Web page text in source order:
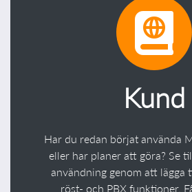
Kund
Har du redan börjat använda
eller har planer att göra? Se
användning genom att lägga
röst- och PBX funktioner.